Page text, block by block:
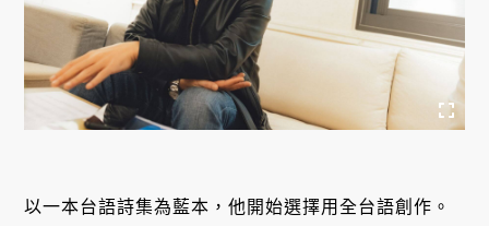
以一本台語詩集為藍本，他開始選擇用全台語創作。